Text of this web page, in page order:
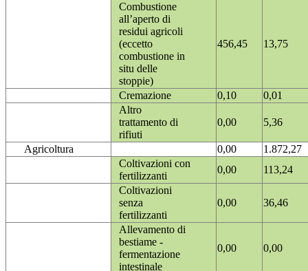
Combustione
all’aperto di
residui agricoli
(eccetto
combustione in
situ delle
stoppie)
456,45 13,75
Cremazione 0,10
0,01
Altro
trattamento di
rifiuti
0,00 5,36
Agricoltura 0,00
1.872,27
Coltivazioni con
fertilizzanti
0,00
113,24
Coltivazioni
senza
fertilizzanti
0,00 36,46
Allevamento di
bestiame -
fermentazione
intestinale
0,00 0,00